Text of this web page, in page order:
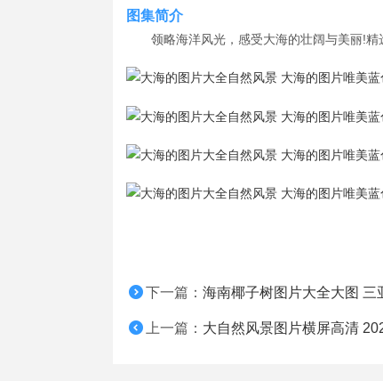
图集简介
领略海洋风光，感受大海的壮阔与美丽!
下一篇：海南椰子树图片大全大图 三
上一篇： 大自然风景图片横屏高清